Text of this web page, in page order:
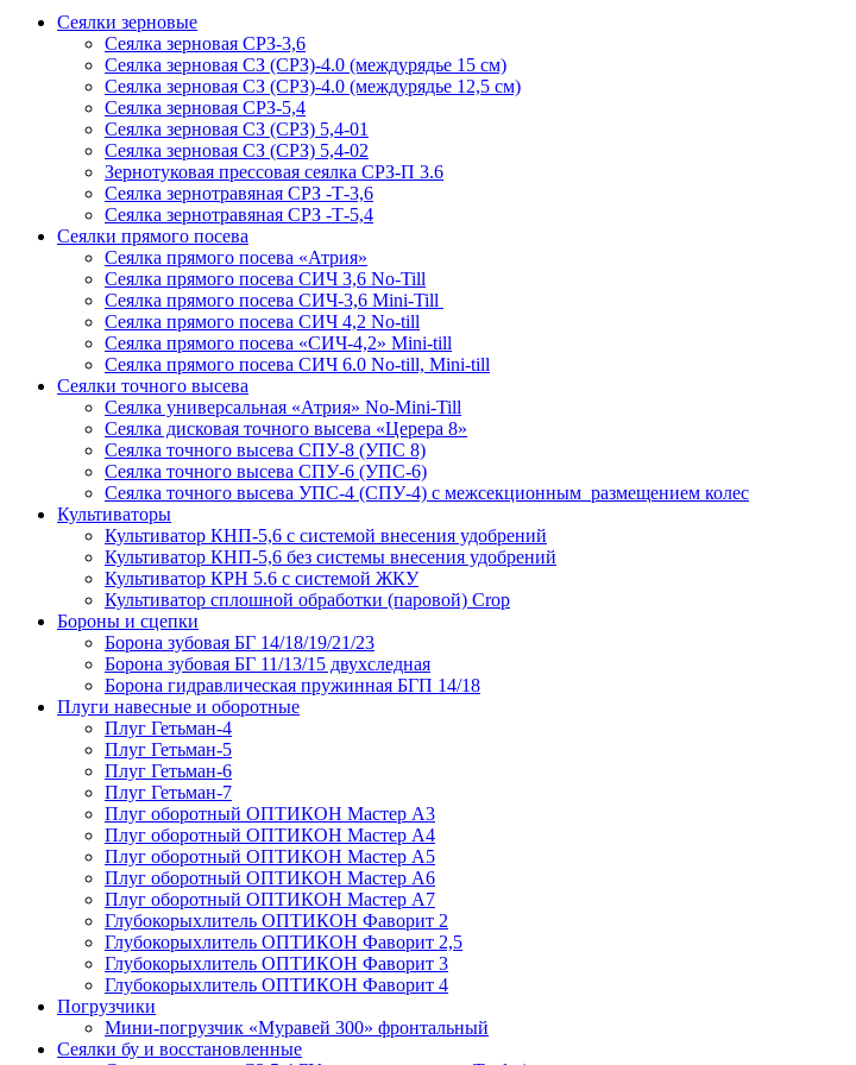
Сеялки зерновые
Сеялка зерновая СРЗ-3,6
Сеялка зерновая СЗ (СРЗ)-4.0 (междурядье 15 см)
Сеялка зерновая СЗ (СРЗ)-4.0 (междурядье 12,5 см)
Сеялка зерновая СРЗ-5,4
Сеялка зерновая СЗ (СРЗ) 5,4-01
Сеялка зерновая СЗ (СРЗ) 5,4-02
Зернотуковая прессовая сеялка СРЗ-П 3.6
Сеялка зернотравяная СРЗ -Т-3,6
Сеялка зернотравяная СРЗ -Т-5,4
Сеялки прямого посева
Сеялка прямого посева «Атрия»
Сеялка прямого посева СИЧ 3,6 No-Till
Сеялка прямого посева СИЧ-3,6 Mini-Till
Сеялка прямого посева СИЧ 4,2 No-till
Сеялка прямого посева «СИЧ-4,2» Mini-till
Сеялка прямого посева СИЧ 6.0 No-till, Mini-till
Сеялки точного высева
Сеялка универсальная «Атрия» No-Mini-Till
Сеялка дисковая точного высева «Церера 8»
Сеялка точного высева СПУ-8 (УПС 8)
Сеялка точного высева СПУ-6 (УПС-6)
Сеялка точного высева УПС-4 (СПУ-4) с межсекционным размещением колес
Культиваторы
Культиватор КНП-5,6 с системой внесения удобрений
Культиватор КНП-5,6 без системы внесения удобрений
Культиватор КРН 5.6 с системой ЖКУ
Культиватор сплошной обработки (паровой) Crop
Бороны и сцепки
Борона зубовая БГ 14/18/19/21/23
Борона зубовая БГ 11/13/15 двухследная
Борона гидравлическая пружинная БГП 14/18
Плуги навесные и оборотные
Плуг Гетьман-4
Плуг Гетьман-5
Плуг Гетьман-6
Плуг Гетьман-7
Плуг оборотный ОПТИКОН Мастер А3
Плуг оборотный ОПТИКОН Мастер А4
Плуг оборотный ОПТИКОН Мастер А5
Плуг оборотный ОПТИКОН Мастер А6
Плуг оборотный ОПТИКОН Мастер А7
Глубокорыхлитель ОПТИКОН Фаворит 2
Глубокорыхлитель ОПТИКОН Фаворит 2,5
Глубокорыхлитель ОПТИКОН Фаворит 3
Глубокорыхлитель ОПТИКОН Фаворит 4
Погрузчики
Мини-погрузчик «Муравей 300» фронтальный
Сеялки бу и восстановленные